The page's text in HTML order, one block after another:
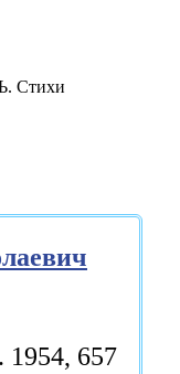
Стихи
657